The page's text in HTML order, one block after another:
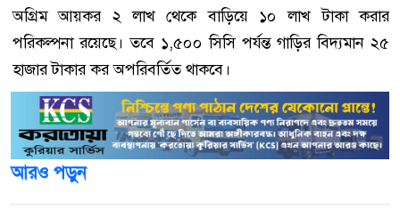
অগ্রিম আয়কর ২ লাখ থেকে বাড়িয়ে ১০ লাখ টাকা করার
পরিকল্পনা রয়েছে। তবে ১,৫০০ সিসি পর্যন্ত গাড়ির বিদ্যমান ২৫
হাজার টাকার কর অপরিবর্তিত থাকবে।
আরও পড়ুন